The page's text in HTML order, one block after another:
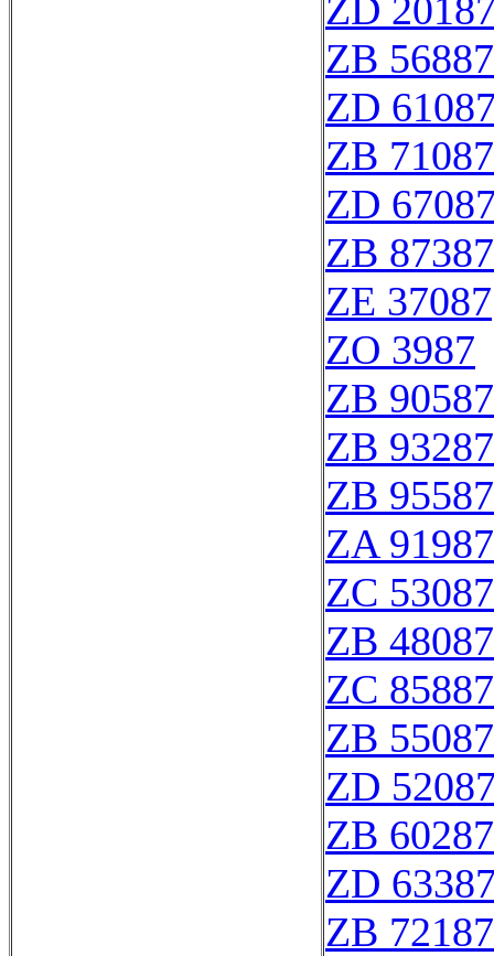
ZD
ZB 56887
ZD
ZB 71087
ZD
ZB 87387
ZE 37087
ZO 3987
ZB 90587
ZB 93287
ZB 95587
ZA 91987
ZC 53087
ZB 48087
ZC 85887
ZB 55087
ZD
ZB 60287
ZD
ZB 72187